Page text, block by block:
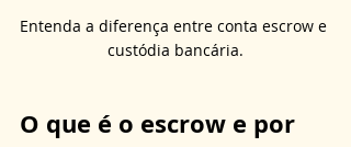
Entenda a diferença entre conta escrow e
custódia bancária.
O que é o escrow e por